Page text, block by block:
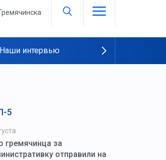
Наши интервью
5
гремячинца за
отправили на